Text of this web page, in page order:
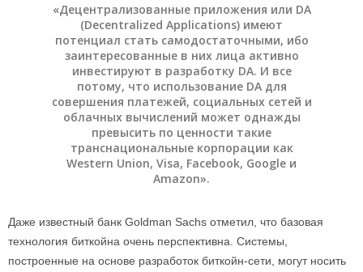
«Децентрализованные приложения или DA
(Decentralized Applications) имеют
потенциал стать самодостаточными, ибо
заинтересованные в них лица активно
инвестируют в разработку DA. И все
потому, что использование DA для
совершения платежей, социальных сетей и
облачных вычислений может однажды
превысить по ценности такие
транснациональные корпорации как
Western Union, Visa, Facebook, Google и
Amazon».
Даже известный банк Goldman Sachs отметил, что базовая
технология биткойна очень перспективна. Системы,
построенные на основе разработок биткойн-сети, могут носить